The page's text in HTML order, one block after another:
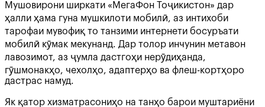
Мушовирони ширкати «МегаФон Тоҷикистон» дар
ҳалли ҳама гуна мушкилоти мобилӣ, аз интихоби
тарофаи мувофиқ то танзими интернети босуръати
мобилӣ кӯмак мекунанд. Дар толор инчунин метавон
лавозимот, аз ҷумла дастгоҳи нерӯдиҳанда,
гӯшмонакҳо, чехолҳо, адаптерҳо ва флеш-кортҳоро
дастрас намуд.
Як қатор хизматрасониҳо на танҳо барои муштариёни